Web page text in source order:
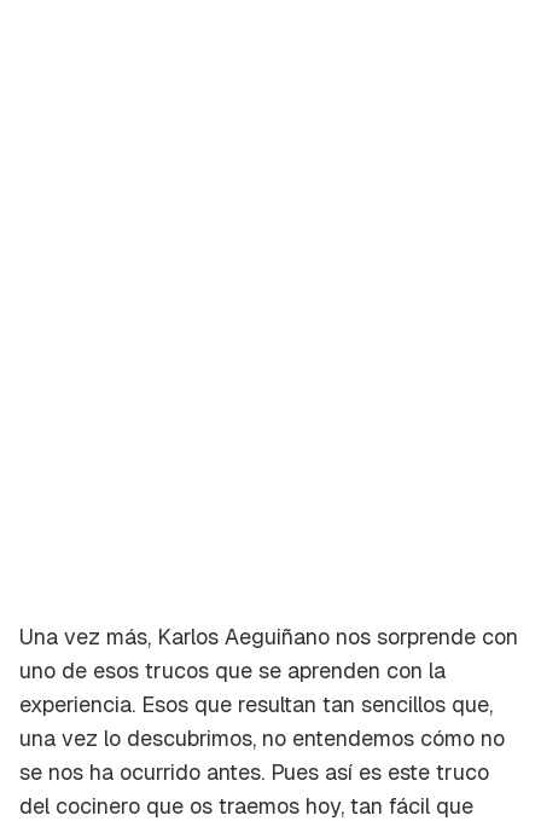
Una vez más, Karlos Aeguiñano nos sorprende con
uno de esos trucos que se aprenden con la
experiencia. Esos que resultan tan sencillos que,
una vez lo descubrimos, no entendemos cómo no
se nos ha ocurrido antes. Pues así es este truco
del cocinero que os traemos hoy, tan fácil que